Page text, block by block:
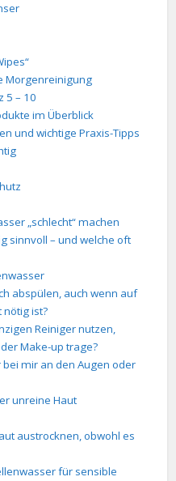
Morgenreinigung
5 – 10
im Überblick
und wichtige Praxis-Tipps
„schlecht“ machen
sinnvoll – und welche oft
abspülen, auch wenn auf
nötig ist?
Reiniger nutzen,
Make-up trage?
mir an den Augen oder
unreine Haut
austrocknen, obwohl es
für sensible